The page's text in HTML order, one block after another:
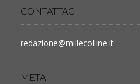
CONTATTACI
redazione@millecolline.it
META